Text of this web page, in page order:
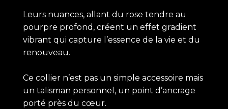
Leurs nuances, allant du rose tendre au
pourpre profond, créent un effet gradient
vibrant qui capture l’essence de la vie et du
renouveau.
Ce collier n’est pas un simple accessoire mais
un talisman personnel, un point d’ancrage
porté près du cœur.